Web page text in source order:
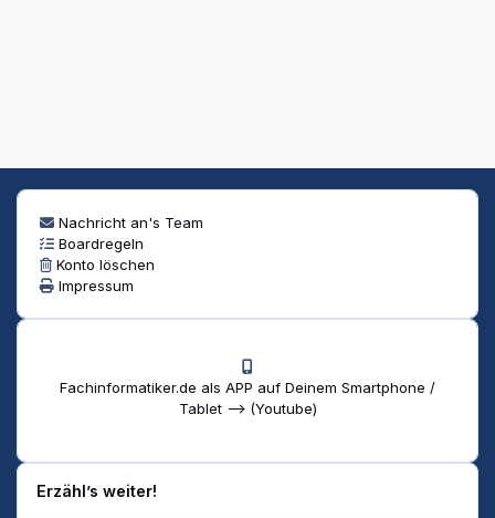
Nachricht an's Team
Boardregeln
Konto löschen
Impressum
Fachinformatiker.de als APP auf Deinem Smartphone /
Tablet --> (Youtube)
Erzähl’s weiter!